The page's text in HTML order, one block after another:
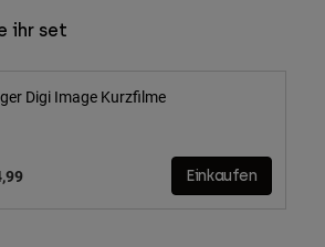
ihr set
Digi Image Kurzfilme
Einkaufen